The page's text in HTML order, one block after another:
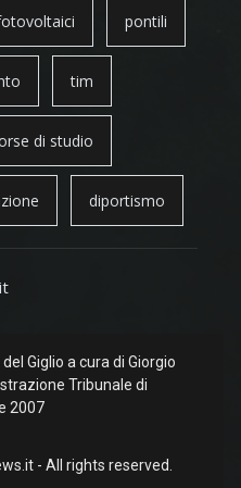
pontili
tim
di studio
diportismo
Giglio a cura di Giorgio
Tribunale di
2007
- All rights reserved.